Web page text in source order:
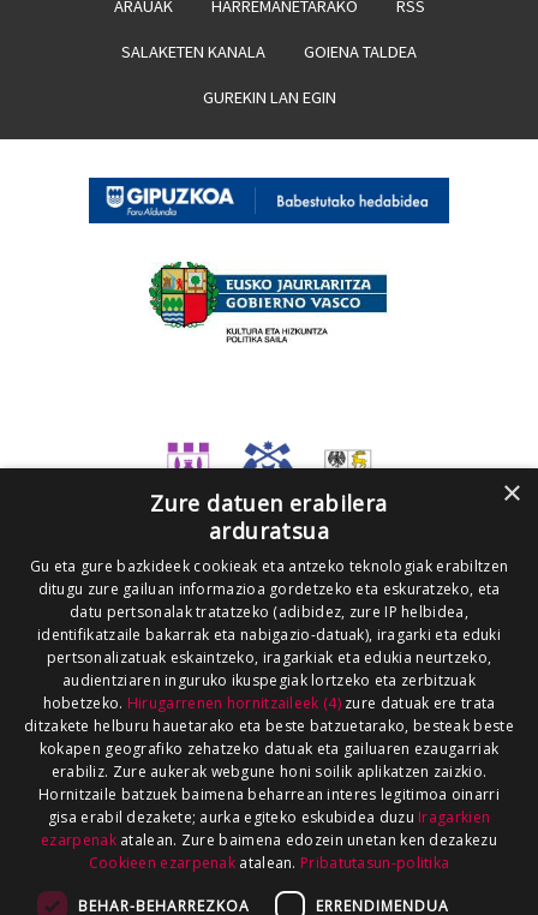
ARAUAK HARREMANETARAKO RSS
SALAKETEN KANALA GOIENA TALDEA
GUREKIN LAN EGIN
×
Zure datuen erabilera
arduratsua
Gu eta gure bazkideek cookieak eta antzeko teknologiak erabiltzen
ditugu zure gailuan informazioa gordetzeko eta eskuratzeko, eta
datu pertsonalak tratatzeko (adibidez, zure IP helbidea,
identifikatzaile bakarrak eta nabigazio-datuak), iragarki eta eduki
pertsonalizatuak eskaintzeko, iragarkiak eta edukia neurtzeko,
audientziaren inguruko ikuspegiak lortzeko eta zerbitzuak
hobetzeko. Hirugarrenen hornitzaileek (4)zure datuak ere trata
ditzakete helburu hauetarako eta beste batzuetarako, besteak beste
kokapen geografiko zehatzeko datuak eta gailuaren ezaugarriak
erabiliz. Zure aukerak webgune honi soilik aplikatzen zaizkio.
Hornitzaile batzuek baimena beharrean interes legitimoa oinarri
gisa erabil dezakete; aurka egiteko eskubidea duzu Iragarkien
ezarpenakatalean. Zure baimena edozein unetan ken dezakezu
Cookieen ezarpenak atalean. Pribatutasun-politika
BEHAR-BEHARREZKOA ERRENDIMENDUA